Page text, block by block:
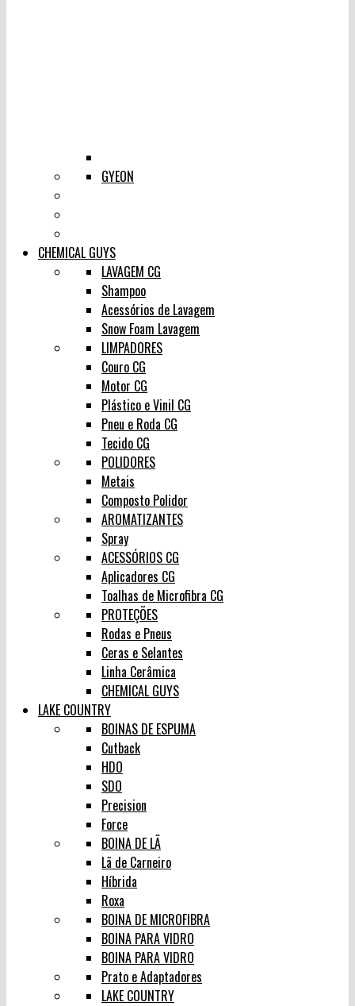
GYEON
CHEMICAL GUYS
LAVAGEM CG
Shampoo
Acessórios de Lavagem
Snow Foam Lavagem
LIMPADORES
Couro CG
Motor CG
Plástico e Vinil CG
Pneu e Roda CG
Tecido CG
POLIDORES
Metais
Composto Polidor
AROMATIZANTES
Spray
ACESSÓRIOS CG
Aplicadores CG
Toalhas de Microfibra CG
PROTEÇÕES
Rodas e Pneus
Ceras e Selantes
Linha Cerâmica
CHEMICAL GUYS
LAKE COUNTRY
BOINAS DE ESPUMA
Cutback
HDO
SDO
Precision
Force
BOINA DE LÃ
Lã de Carneiro
Híbrida
Roxa
BOINA DE MICROFIBRA
BOINA PARA VIDRO
BOINA PARA VIDRO
Prato e Adaptadores
LAKE COUNTRY